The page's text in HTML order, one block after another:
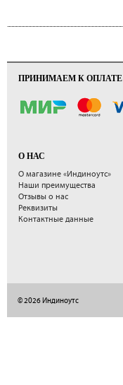
ПРИНИМАЕМ К ОПЛАТЕ
О НАС
О магазине «Индиноутс»
Наши преимущества
Отзывы о нас
Реквизиты
Контактные данные
© 2026 Индиноутс